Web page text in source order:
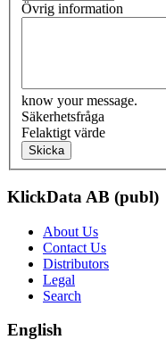
Övrig information
know your message.
Säkerhetsfråga
Felaktigt värde
Skicka
KlickData AB (publ)
About Us
Contact Us
Distributors
Legal
Search
English